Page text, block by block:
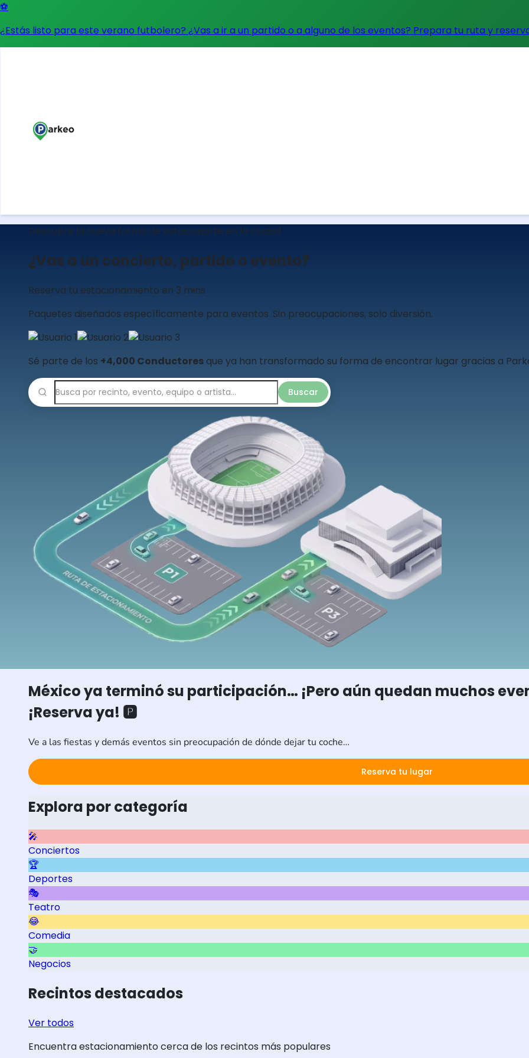
⚽
¿Estás listo para este verano futbolero? ¿Vas a ir a un partido o a alguno de los eventos? Prepara tu ruta y
Descubre la nueva forma de estacionarte en la ciudad
¿Vas a un concierto, partido o evento?
Reserva tu estacionamiento en 3 mins
Paquetes diseñados específicamente para eventos. Sin preocupaciones, solo diversión.
Sé parte de los +4,000 Conductores que ya han transformado su forma de encontrar lugar gracias a
Buscar
México ya terminó su participación… ¡Pero aún quedan muchos
¡Reserva ya! 🅿️
Ve a las fiestas y demás eventos sin preocupación de dónde dejar tu coche…
Reserva tu lugar
Explora por categoría
🎤
Conciertos
🏆
Deportes
🎭
Teatro
😂
Comedia
🤝
Negocios
Recintos destacados
Ver todos
Encuentra estacionamiento cerca de los recintos más populares